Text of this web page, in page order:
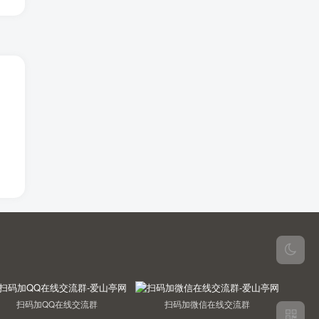
扫码加QQ在线交流群 扫码加微信在线交流群